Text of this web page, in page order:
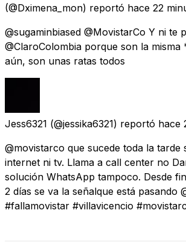
(@Dximena_mon) reportó hace 22
@sugaminbiased @MovistarCo Y ni te
@ClaroColombia porque son la
aún, son unas ratas todos
Jess6321 (@jessika6321) reportó hace
@movistarco que sucede toda la tarde
internet ni tv. Llama a call center no
solución WhatsApp tampoco. Desde
2 días se va la señalque está pasando
#fallamovistar #villavicencio